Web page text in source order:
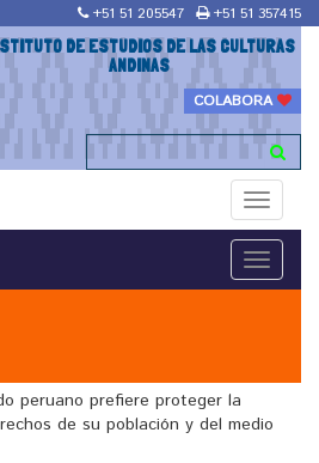
+51 51 205547 +51 51 357415
DE ESTUDIOS DE LAS CULTURAS
ANDINAS
COLABORA
Toggle
Toggle
peruano prefiere proteger la
de su población y del medio